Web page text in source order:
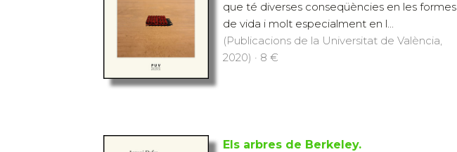
que té diverses conseqüències en les formes
de vida i molt especialment en l...
(Publicacions de la Universitat de València,
2020) · 8 €
Els arbres de Berkeley.